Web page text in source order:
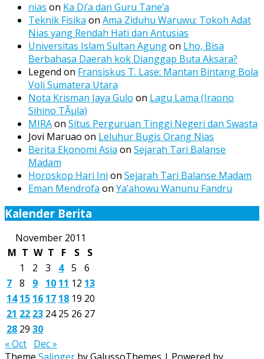
nias on Ka Di’a dan Guru Tane’a
Teknik Fisika on Ama Ziduhu Waruwu: Tokoh Adat
Nias yang Rendah Hati dan Antusias
Universitas Islam Sultan Agungon Lho, Bisa
Berbahasa Daerah kok Dianggap Buta Aksara?
Legend on Fransiskus T. Lase: Mantan Bintang Bola
Voli Sumatera Utara
Nota Krisman Jaya Gulo on Lagu Lama (Iraono
Sihino TÃµla)
MIRAon Situs Perguruan Tinggi Negeri dan Swasta
Jovi Maruao on Leluhur Bugis Orang Nias
Berita Ekonomi Asia on Sejarah Tari Balanse
Madam
Horoskop Hari Ini on Sejarah Tari Balanse Madam
Eman Mendrofa on Ya’ahowu Wanunu Fandru
Kalender Berita
November 2011
M T W T F S
S
1
2 3 4 5
6
7 8 9 10 11 12 13
14 15 16 17 18 19 20
21 22 23 24 25 26 27
28 29 30
« Oct Dec »